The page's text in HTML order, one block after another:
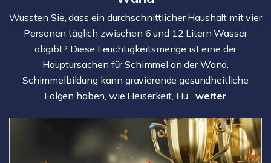
Wussten Sie, dass ein durchschnittlicher Haushalt mit vier
Personen täglich zwischen 6 und 12 Litern Wasser
abgibt? Diese Feuchtigkeitsmenge ist eine der
Hauptursachen für Schimmel an der Wand.
Schimmelbildung kann gravierende gesundheitliche
Folgen haben, wie Heiserkeit, Hu... weiter